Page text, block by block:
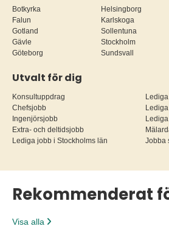
Botkyrka
Falun
Gotland
Gävle
Göteborg
Helsingborg
Karlskoga
Sollentuna
Stockholm
Sundsvall
Utvalt för dig
Konsultuppdrag
Chefsjobb
Ingenjörsjobb
Extra- och deltidsjobb
Lediga jobb i Stockholms län
Jobba
Rekommenderat
Visa alla